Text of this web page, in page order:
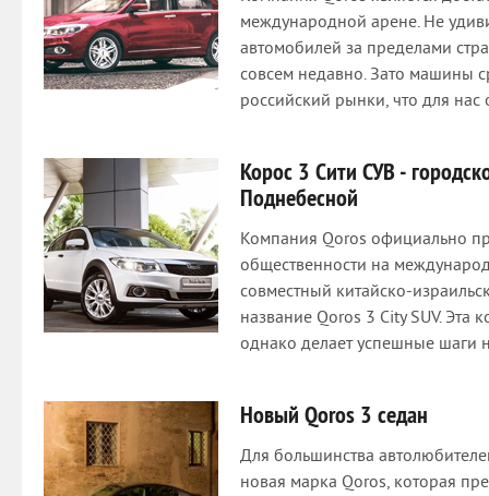
международной арене. Не
автомобилей за пределами
совсем недавно. Зато машины
российский рынки, что для
Корос 3 Сити СУВ -
Поднебесной
Компания Qoros официально
общественности на
совместный китайско-
название Qoros 3 City SUV. Эта
однако делает успешные шаги
Новый Qoros 3 седан
Для большинства
новая марка Qoros, которая